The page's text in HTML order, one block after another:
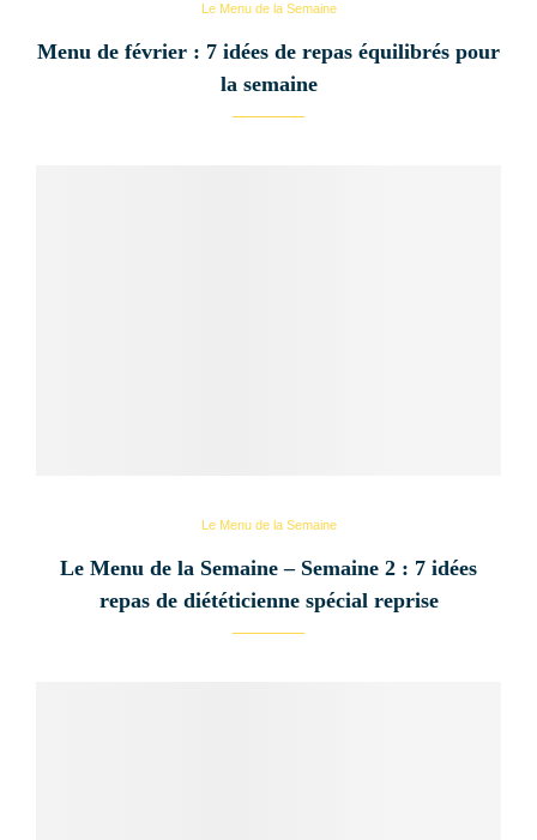
Le Menu de la Semaine
Menu de février : 7 idées de repas équilibrés pour
la semaine
Le Menu de la Semaine
Le Menu de la Semaine – Semaine 2 : 7 idées
repas de diététicienne spécial reprise